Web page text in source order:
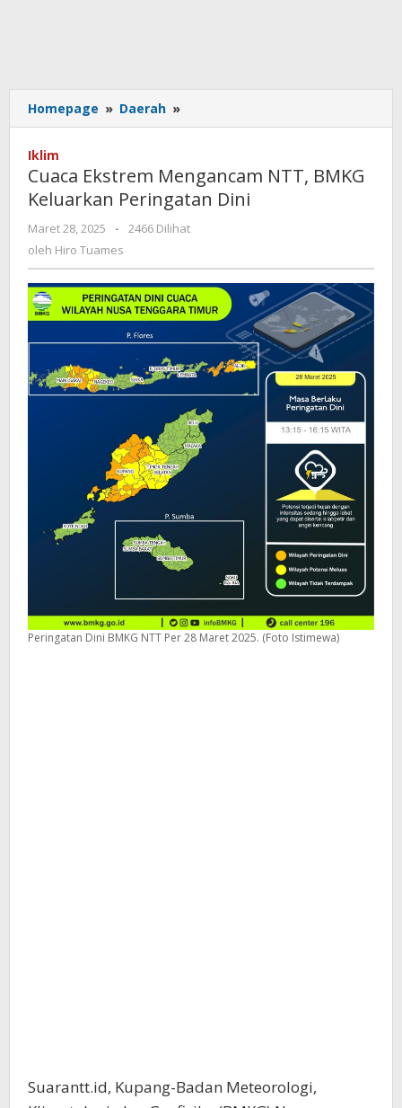
Homepage » Daerah »
Ekstrem
BMKG
Keluarkan
Peringatan
Iklim
Cuaca Ekstrem Mengancam NTT, BMKG
Keluarkan Peringatan Dini
Maret 28, 2025
oleh
-
2466 Dilihat
oleh Hiro Tuames
Peringatan Dini BMKG NTT Per 28 Maret 2025. (Foto Istimewa)
Suarantt.id, Kupang-Badan Meteorologi,